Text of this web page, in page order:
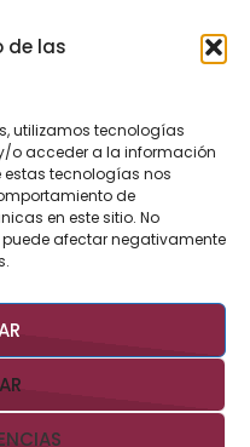
de las
utilizamos tecnologías
o acceder a la información
estas tecnologías nos
de
en este sitio. No
puede afectar negativamente